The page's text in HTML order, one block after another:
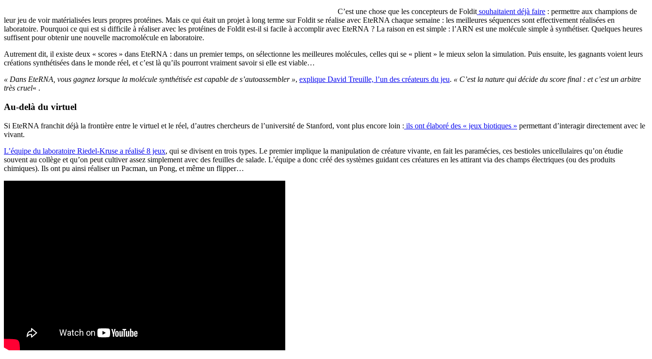
C’est une chose que les concepteurs de Foldit souhaitaient déjà faire : permettre aux champions de
leur jeu de voir matérialisées leurs propres protéines. Mais ce qui était un projet à long terme sur Foldit se réalise avec EteRNA chaque semaine : les meilleures séquences sont effectivement réalisées en
laboratoire. Pourquoi ce qui est si difficile à réaliser avec les protéines de Foldit est-il si facile à accomplir avec EteRNA ? La raison en est simple : l’ARN est une molécule simple à synthétiser. Quelques heures
suffisent pour obtenir une nouvelle macromolécule en laboratoire.
Autrement dit, il existe deux « scores » dans EteRNA : dans un premier temps, on sélectionne les meilleures molécules, celles qui se « plient » le mieux selon la simulation. Puis ensuite, les gagnants voient leurs
créations synthétisées dans le monde réel, et c’est là qu’ils pourront vraiment savoir si elle est viable…
« Dans EteRNA, vous gagnez lorsque la molécule synthétisée est capable de s’autoassembler », explique David Treuille, l’un des créateurs du jeu. « C’est la nature qui décide du score final : et c’est un arbitre
très cruel« .
Au-delà du virtuel
Si EteRNA franchit déjà la frontière entre le virtuel et le réel, d’autres chercheurs de l’université de Stanford, vont plus encore loin : ils ont élaboré des « jeux biotiques » permettant d’interagir directement avec le
vivant.
L’équipe du laboratoire Riedel-Kruse a réalisé 8 jeux, qui se divisent en trois types. Le premier implique la manipulation de créature vivante, en fait les paramécies, ces bestioles unicellulaires qu’on étudie
souvent au collège et qu’on peut cultiver assez simplement avec des feuilles de salade. L’équipe a donc créé des systèmes guidant ces créatures en les attirant via des champs électriques (ou des produits
chimiques). Ils ont pu ainsi réaliser un Pacman, un Pong, et même un flipper…